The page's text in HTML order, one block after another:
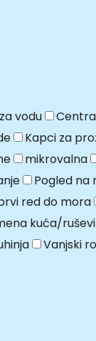
vodu
Kapci za
mikrovalna
Pogled na
red do mora
kuća/
Vanjski